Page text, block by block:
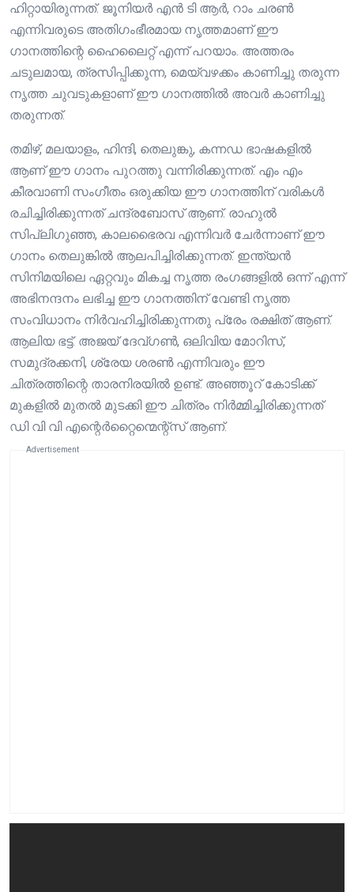
ഹിറ്റായിരുന്നത്. ജൂനിയർ എൻ ടി ആർ, റാം ചരൺ
എന്നിവരുടെ അതിഗംഭീരമായ നൃത്തമാണ് ഈ
ഗാനത്തിന്റെ ഹൈലൈറ്റ് എന്ന് പറയാം. അത്തരം
ചടുലമായ, ത്രസിപ്പിക്കുന്ന, മെയ്‌വഴക്കം കാണിച്ചു തരുന്ന
നൃത്ത ചുവടുകളാണ് ഈ ഗാനത്തിൽ അവർ കാണിച്ചു
തരുന്നത്.
തമിഴ്, മലയാളം, ഹിന്ദി, തെലുങ്കു, കന്നഡ ഭാഷകളിൽ
ആണ് ഈ ഗാനം പുറത്തു വന്നിരിക്കുന്നത്. എം എം
കീരവാണി സംഗീതം ഒരുക്കിയ ഈ ഗാനത്തിന് വരികൾ
രചിച്ചിരിക്കുന്നത് ചന്ദ്രബോസ് ആണ്. രാഹുൽ
സിപ്ലിഗുഞ്ഞ, കാലഭൈരവ എന്നിവർ ചേർന്നാണ് ഈ
ഗാനം തെലുങ്കിൽ ആലപിച്ചിരിക്കുന്നത്. ഇന്ത്യൻ
സിനിമയിലെ ഏറ്റവും മികച്ച നൃത്ത രംഗങ്ങളിൽ ഒന്ന് എന്ന്
അഭിനന്ദനം ലഭിച്ച ഈ ഗാനത്തിന് വേണ്ടി നൃത്ത
സംവിധാനം നിർവഹിച്ചിരിക്കുന്നതു പ്രേം രക്ഷിത് ആണ്.
ആലിയ ഭട്ട്. അജയ് ദേവ്‌ഗൺ, ഒലിവിയ മോറിസ്,
സമുദ്രക്കനി, ശ്രേയ ശരൺ എന്നിവരും ഈ
ചിത്രത്തിന്റെ താരനിരയിൽ ഉണ്ട്. അഞ്ഞൂറ് കോടിക്ക്
മുകളിൽ മുതൽ മുടക്കി ഈ ചിത്രം നിർമ്മിച്ചിരിക്കുന്നത്
ഡി വി വി എന്റെർറ്റൈന്മെന്റ്സ് ആണ്.
Advertisement